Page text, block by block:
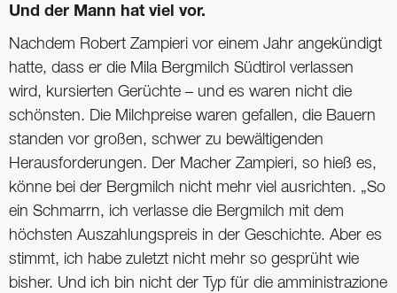
Und der Mann hat viel vor.
Nachdem Robert Zampieri vor einem Jahr angekündigt
hatte, dass er die Mila Bergmilch Südtirol verlassen
wird, kursierten Gerüchte – und es waren nicht die
schönsten. Die Milchpreise waren gefallen, die Bauern
standen vor großen, schwer zu bewältigenden
Herausforderungen. Der Macher Zampieri, so hieß es,
könne bei der Bergmilch nicht mehr viel ausrichten. „So
ein Schmarrn, ich verlasse die Bergmilch mit dem
höchsten Auszahlungspreis in der Geschichte. Aber es
stimmt, ich habe zuletzt nicht mehr so gesprüht wie
bisher. Und ich bin nicht der Typ für die amministrazione